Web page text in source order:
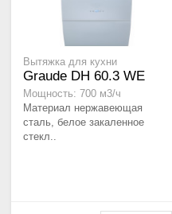
Вытяжка для кухни
Graude DH 60.3 WE
Мощность: 700 м3/ч
Материал нержавеющая
сталь, белое закаленное
стекл..